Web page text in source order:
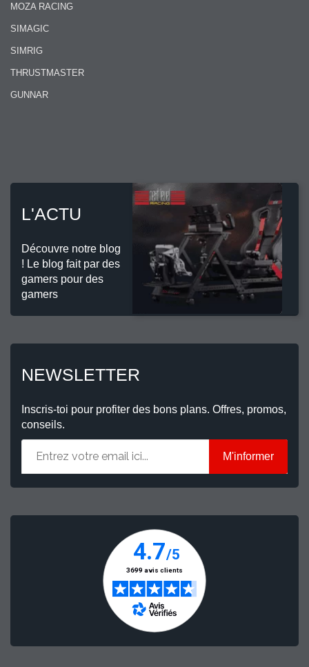
MOZA RACING
SIMAGIC
SIMRIG
THRUSTMASTER
GUNNAR
L'ACTU
Découvre notre blog
! Le blog fait par des
gamers pour des
gamers
NEWSLETTER
Inscris-toi pour profiter des bons plans. Offres, promos,
conseils.
M'informer